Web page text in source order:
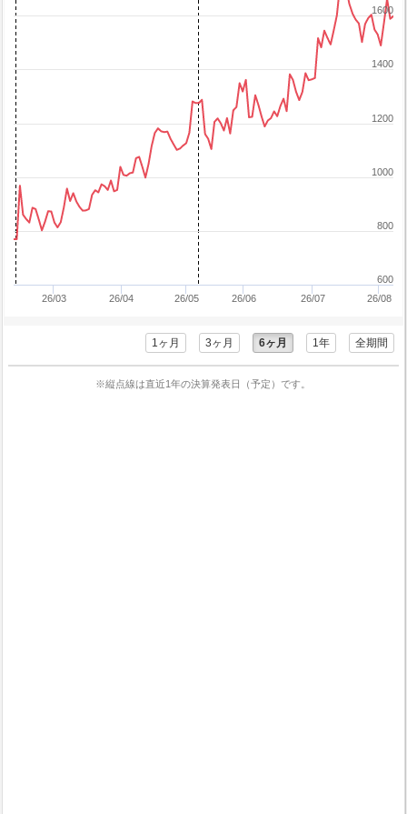
26/03 26/04 26/05 26/06 26/07 26/08
600
800
1000
1200
1400
1600
1ヶ月 3ヶ月 6ヶ月 1年 全期間
※縦点線は直近1年の決算発表日（予定）です。